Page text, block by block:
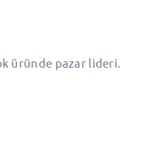
üründe pazar lideri.